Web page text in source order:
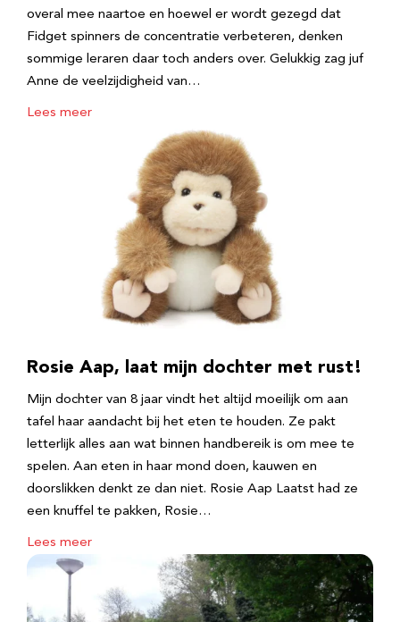
overal mee naartoe en hoewel er wordt gezegd dat
Fidget spinners de concentratie verbeteren, denken
sommige leraren daar toch anders over. Gelukkig zag juf
Anne de veelzijdigheid van…
Lees meer
Rosie Aap, laat mijn dochter met rust!
Mijn dochter van 8 jaar vindt het altijd moeilijk om aan
tafel haar aandacht bij het eten te houden. Ze pakt
letterlijk alles aan wat binnen handbereik is om mee te
spelen. Aan eten in haar mond doen, kauwen en
doorslikken denkt ze dan niet. Rosie Aap Laatst had ze
een knuffel te pakken, Rosie…
Lees meer